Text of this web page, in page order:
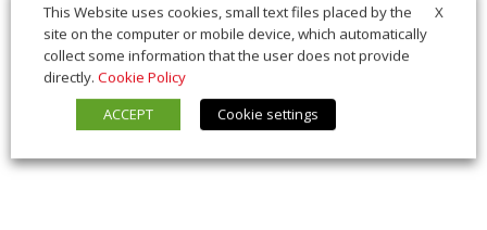
X
This Website uses cookies, small text files placed by the
site on the computer or mobile device, which automatically
collect some information that the user does not provide
directly. Cookie Policy
ACCEPT
Cookie settings